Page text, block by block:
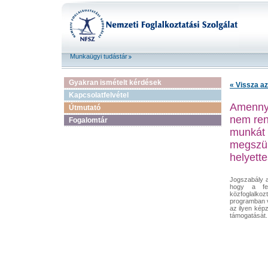
Munkaügyi tudástár
Gyakran ismételt kérdések
Kapcsolatfelvétel
Útmutató
Fogalomtár
« Vissza
nem
Jogszabály
hogy a
programban
az ilyen
támogatását.